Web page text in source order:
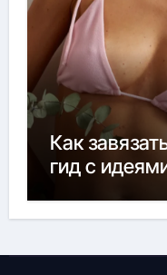
Как
гид с